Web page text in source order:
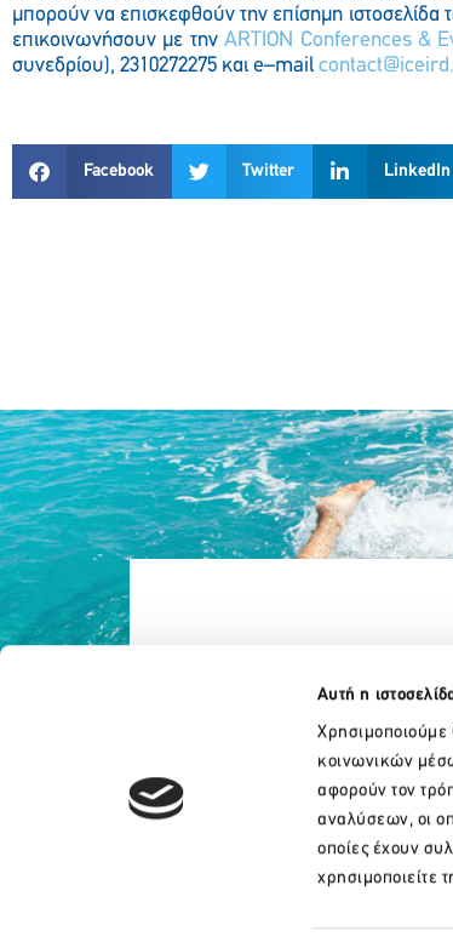
Αυτή η
Χρησιμοποιούμε
κοινωνικών
αφορούν τον
αναλύσεων, οι
οποίες έχουν
χρησιμοποιείτε
μπορούν να επισκεφθούν την επίσημη ιστοσελίδα
επικοινωνήσουν με τηνARTION Conferences &
συνεδρίου), 2310272275 και e–mail contact@iceird.
Facebook Twitter LinkedIn